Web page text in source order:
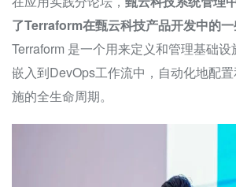
了Terraform在甄云科技产品开发中的一
Terraform 是一个用来定义和管理基础
嵌入到DevOps工作流中，自动化地配
施的全生命周期。